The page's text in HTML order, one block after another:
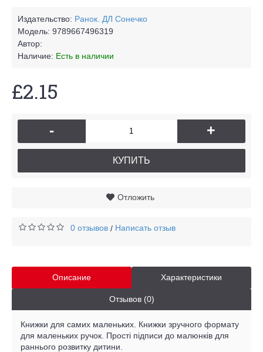
Издательство: Ранок. ДЛ Сонечко
Модель: 9789667496319
Автор:
Наличие: Есть в наличии
£2.15
- +
КУПИТЬ
Отложить
0 отзывов / Написать отзыв
Описание Характеристики
Отзывов (0)
Книжки для самих маленьких. Книжки зручного формату
для маленьких ручок. Прості підписи до малюнків для
раннього розвитку дитини.